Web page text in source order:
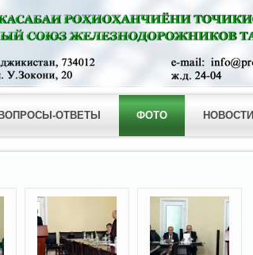
ВОПРОСЫ-ОТВЕТЫ ФОТО НОВОСТИ